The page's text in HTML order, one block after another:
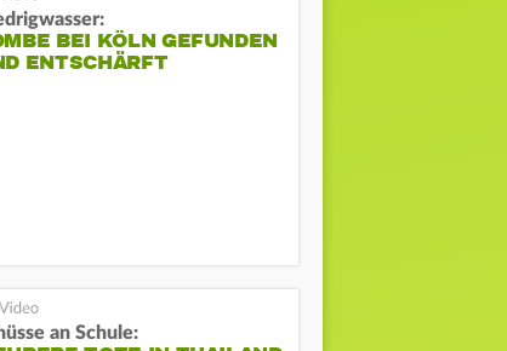
BEI KÖLN GEFUNDEN
ENTSCHÄRFT
an Schule: